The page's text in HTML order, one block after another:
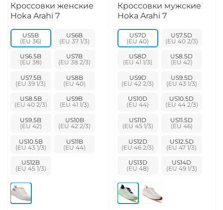
Кроссовки женские
Hoka Arahi 7
US5B US6B
US6.5B US7B
US7.5B US8B
US8.5B US9B
US9.5B US10B
US10.5B US11B
US12B
Кроссовки мужские
Hoka Arahi 7
US7D US7.5D
US8D US8.5D
US9D US9.5D
US10D US10.5D
US11D US11.5D
US12D US12.5D
US13D US14D